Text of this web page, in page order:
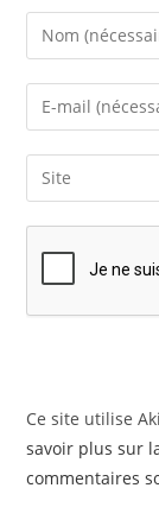
Enter
your
name
comment
Enter
your
email
address
Saisir
l’URL
de
votre
site
(facultatif)
Ce site utilise
savoir plus sur
commentaires